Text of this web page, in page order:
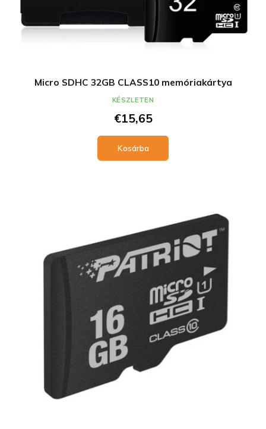
Micro SDHC 32GB CLASS10 memóriakártya
€15,65
Kosárba
KÉSZLETEN